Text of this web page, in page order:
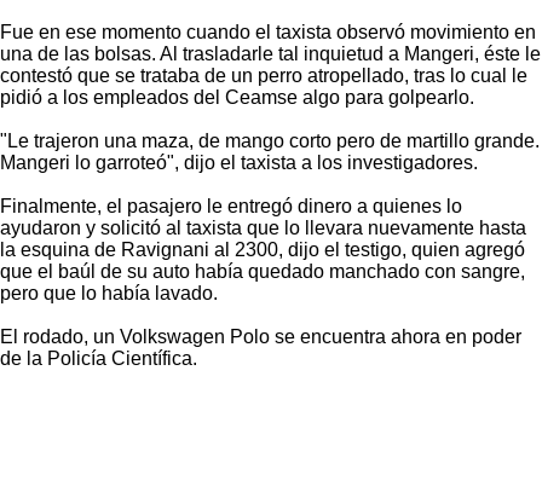
Fue en ese momento cuando el taxista observó movimiento en
una de las bolsas. Al trasladarle tal inquietud a Mangeri, éste le
contestó que se trataba de un perro atropellado, tras lo cual le
pidió a los empleados del Ceamse algo para golpearlo.
"Le trajeron una maza, de mango corto pero de martillo grande.
Mangeri lo garroteó", dijo el taxista a los investigadores.
Finalmente, el pasajero le entregó dinero a quienes lo
ayudaron y solicitó al taxista que lo llevara nuevamente hasta
la esquina de Ravignani al 2300, dijo el testigo, quien agregó
que el baúl de su auto había quedado manchado con sangre,
pero que lo había lavado.
El rodado, un Volkswagen Polo se encuentra ahora en poder
de la Policía Científica.